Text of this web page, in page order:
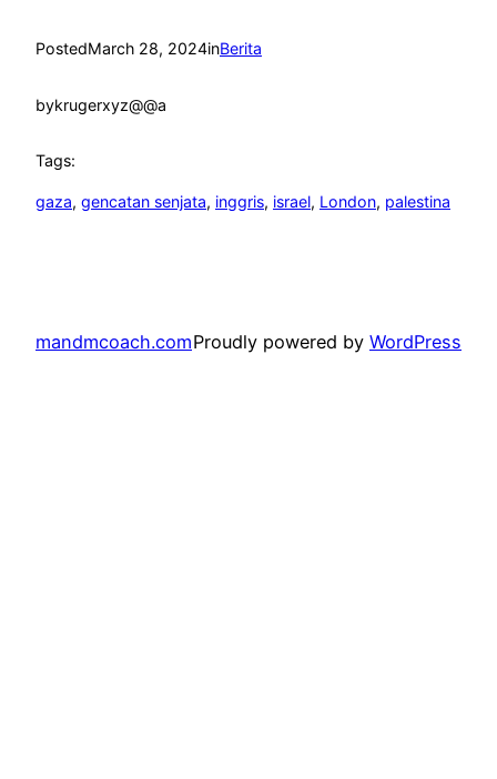
PostedMarch 28, 2024inBerita
bykrugerxyz@@a
Tags:
gaza, gencatan senjata, inggris, israel, London, palestina
mandmcoach.comProudly powered by WordPress